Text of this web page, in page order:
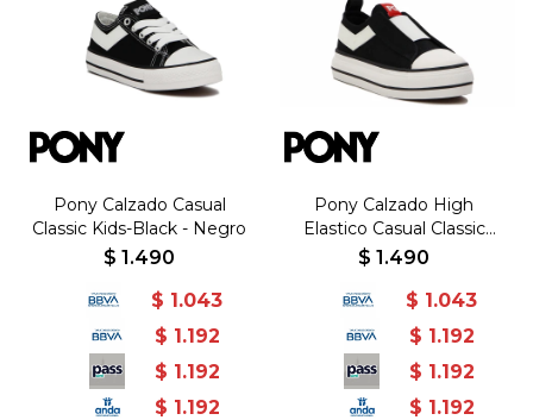
Pony Calzado Casual
Classic Kids-Black - Negro
$ 1.490
$ 1.043
$ 1.192
$ 1.192
$ 1.192
Pony Calzado High
Elastico Casual Classic
Kids- Negro - Negro
$ 1.490
$ 1.043
$ 1.192
$ 1.192
$ 1.192